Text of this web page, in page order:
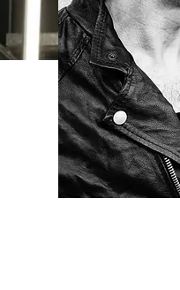
FOTO
CONCORSI
EVENTI
VIDEO